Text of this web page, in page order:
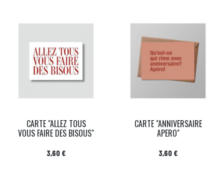
CARTE "ALLEZ TOUS
VOUS FAIRE DES BISOUS"
Prix
3,60 €
CARTE "ANNIVERSAIRE
APERO"
Prix
3,60 €